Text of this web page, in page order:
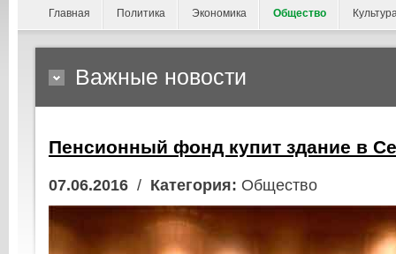
Главная Политика Экономика Общество
Важные новости
Пенсионный фонд купит здание в
07.06.2016 / Категория: Общество